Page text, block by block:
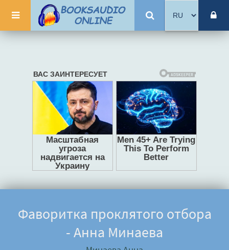
Фаворитка проклятого отбора
- Анна Минаева